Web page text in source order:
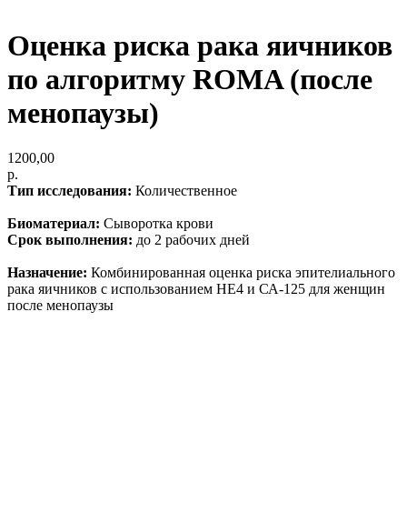
Оценка риска рака яичников
по алгоритму ROMA (после
менопаузы)
1200,00
р.
Тип исследования: Количественное
Биоматериал: Сыворотка крови
Срок выполнения: до 2 рабочих дней
Назначение: Комбинированная оценка риска эпителиального
рака яичников с использованием HE4 и СА-125 для женщин
после менопаузы